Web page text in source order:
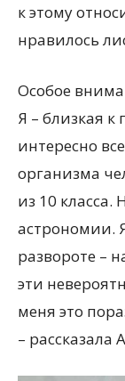
к этому
нравилось
Особое
Я – близкая
интересно
организма
из 10
астрономии.
развороте –
эти
меня это
– рассказала